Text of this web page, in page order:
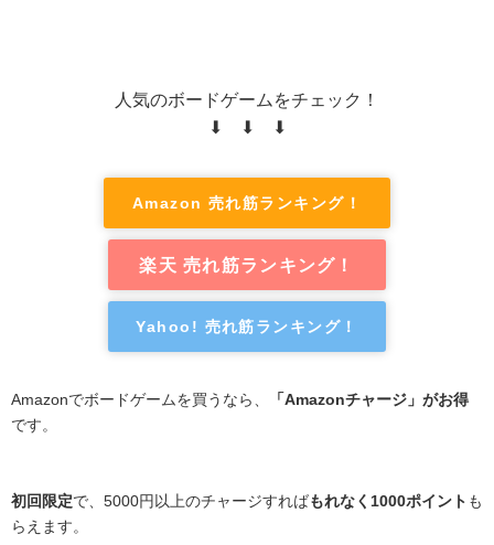
人気のボードゲームをチェック！
⬇ ⬇ ⬇
Amazon 売れ筋ランキング！
楽天 売れ筋ランキング！
Yahoo! 売れ筋ランキング！
Amazonでボードゲームを買うなら、
「Amazonチャージ」がお得
です。
初回限定で、5000円以上のチャージすればもれなく1000ポイント も
らえます。